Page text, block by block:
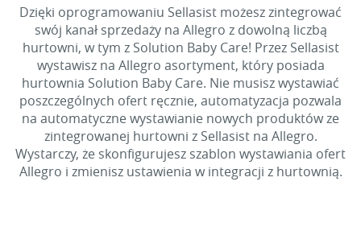
Dzięki oprogramowaniu Sellasist możesz zintegrować
swój kanał sprzedaży na Allegro z dowolną liczbą
hurtowni, w tym z Solution Baby Care! Przez Sellasist
wystawisz na Allegro asortyment, który posiada
hurtownia Solution Baby Care. Nie musisz wystawiać
poszczególnych ofert ręcznie, automatyzacja pozwala
na automatyczne wystawianie nowych produktów ze
zintegrowanej hurtowni z Sellasist na Allegro.
Wystarczy, że skonfigurujesz szablon wystawiania ofert
Allegro i zmienisz ustawienia w integracji z hurtownią.